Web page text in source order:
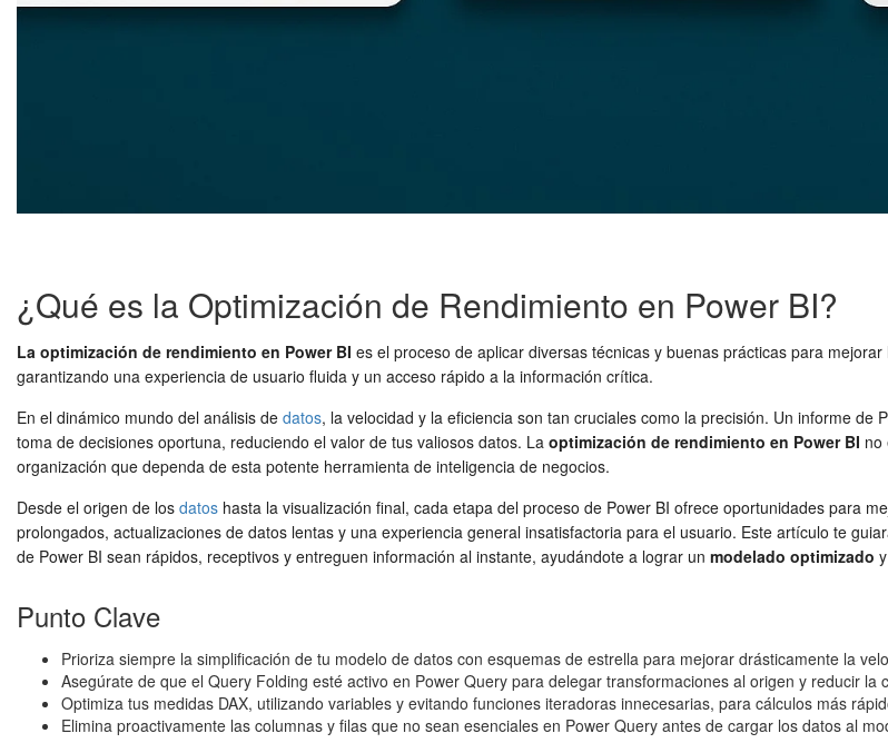
¿Qué es la Optimización de Rendimiento en Power BI?
La optimización de rendimiento en Power BI es el proceso de aplicar diversas técnicas y buenas prácticas para
garantizando una experiencia de usuario fluida y un acceso rápido a la información crítica.
En el dinámico mundo del análisis de datos, la velocidad y la eficiencia son tan cruciales como la precisión. Un informe
toma de decisiones oportuna, reduciendo el valor de tus valiosos datos. La optimización de rendimiento en Power BI no
organización que dependa de esta potente herramienta de inteligencia de negocios.
Desde el origen de los datos hasta la visualización final, cada etapa del proceso de Power BI ofrece oportunidades para
prolongados, actualizaciones de datos lentas y una experiencia general insatisfactoria para el usuario. Este artículo te
de Power BI sean rápidos, receptivos y entreguen información al instante, ayudándote a lograr un modelado optimizado y
Punto Clave
Prioriza siempre la simplificación de tu modelo de datos con esquemas de estrella para mejorar drásticamente la
Asegúrate de que el Query Folding esté activo en Power Query para delegar transformaciones al origen y reducir la
Optimiza tus medidas DAX, utilizando variables y evitando funciones iteradoras innecesarias, para cálculos más
Elimina proactivamente las columnas y filas que no sean esenciales en Power Query antes de cargar los datos al